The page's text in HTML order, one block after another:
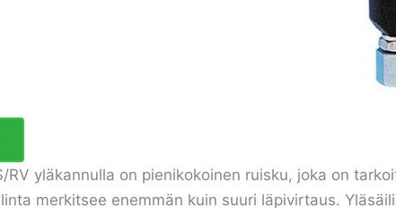
RV yläkannulla on pienikokoinen ruisku, joka on
merkitsee enemmän kuin suuri läpivirtaus.